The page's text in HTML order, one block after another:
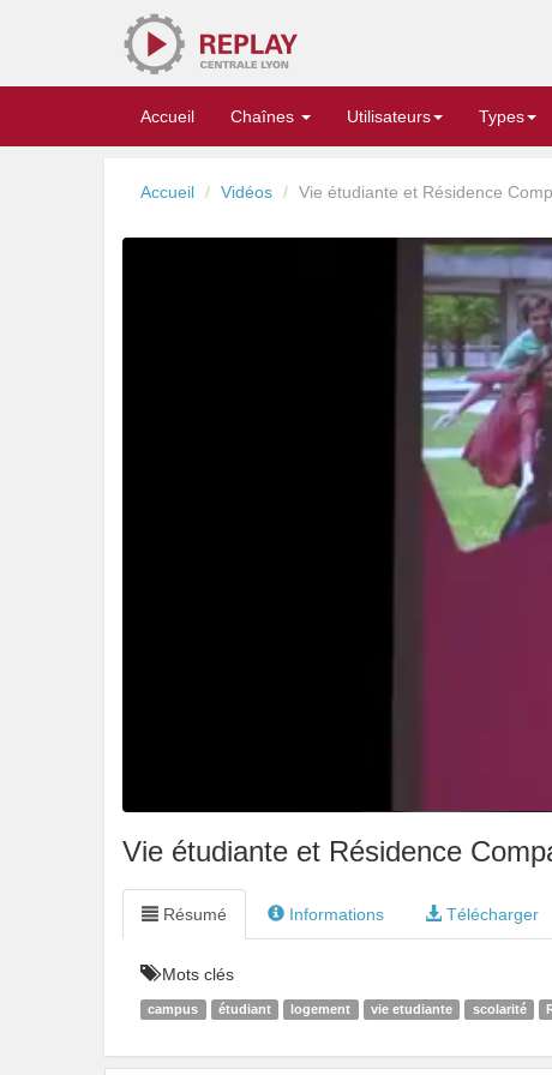
Replay
Accueil Chaînes Utilisateurs Types
Accueil Vidéos Vie étudiante et Résidence
Vie étudiante et Résidence
Résumé Informations Télécharger
Mots clés
campus étudiant logement vie etudiante scolarité